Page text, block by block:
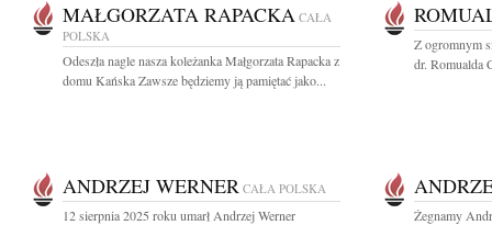
MAŁGORZATA RAPACKA CAŁA
POLSKA
Odeszła nagle nasza koleżanka Małgorzata Rapacka z
domu Kańska Zawsze będziemy ją pamiętać jako...
Z ogromnym
dr. Romualda
ANDRZEJ WERNER CAŁA POLSKA
12 sierpnia 2025 roku umarł Andrzej Werner
Żegnamy